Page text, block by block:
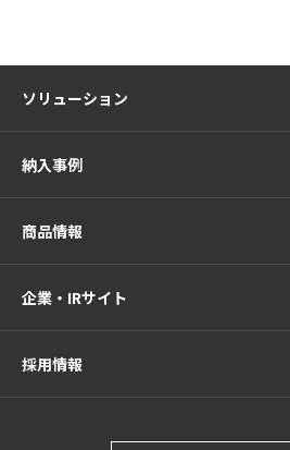
ソリューション
納入事例
商品情報
企業・IRサイト
採用情報